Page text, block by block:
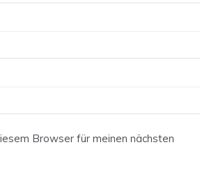
Browser für meinen nächsten